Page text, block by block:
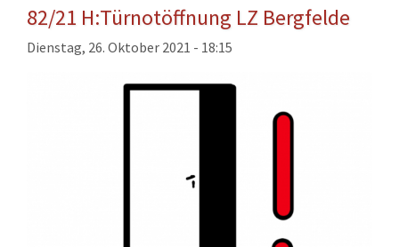
AKTUELLES
DOWNLOADS
TECHNIK
82/21 H:Türnotöffnung LZ Bergfelde
Dienstag, 26. Oktober 2021 - 18:15